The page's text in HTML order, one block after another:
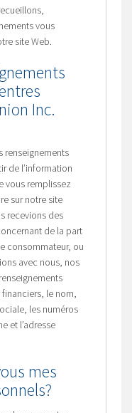
vous
site Web.
Inc.
renseignements
de l’information
vous remplissez
sur notre site
recevions des
de la part
consommateur, ou
avec nous, nos
le nom,
les numéros
et l’adresse
mes